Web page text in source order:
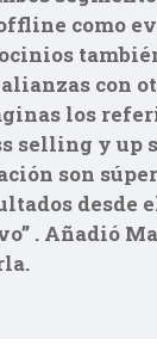
como
con
los
selling y up
son
desde
. Añadió